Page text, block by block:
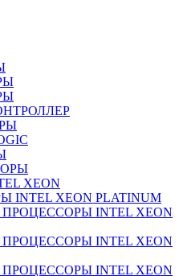
XEON
XEON PLATINUM
INTEL XEON
INTEL XEON
INTEL XEON